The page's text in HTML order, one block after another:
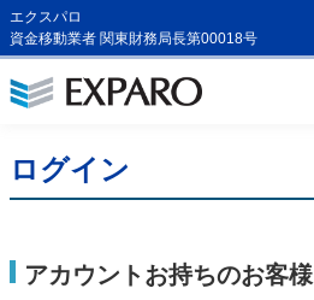
エクスパロ
資金移動業者 関東財務局長第00018号
ログイン
アカウントお持ちのお客様